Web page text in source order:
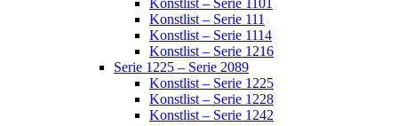
Konstlist – Serie 1101
Konstlist – Serie 111
Konstlist – Serie 1114
Konstlist – Serie 1216
Serie 1225 – Serie 2089
Konstlist – Serie 1225
Konstlist – Serie 1228
Konstlist – Serie 1242